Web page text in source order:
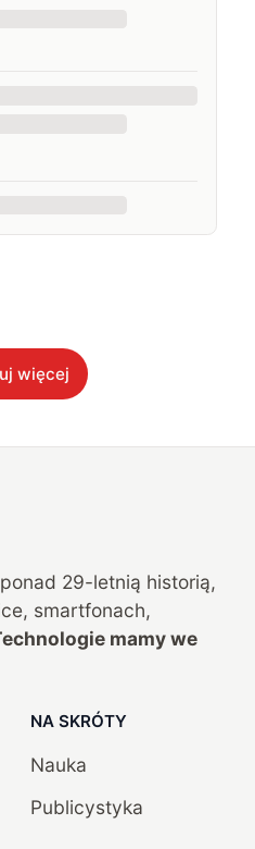
więcej
29-letnią historią,
smartfonach,
mamy we
NA SKRÓTY
Nauka
Publicystyka